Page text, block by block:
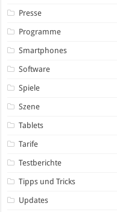
Presse
Programme
Smartphones
Software
Spiele
Szene
Tablets
Tarife
Testberichte
Tipps und Tricks
Updates